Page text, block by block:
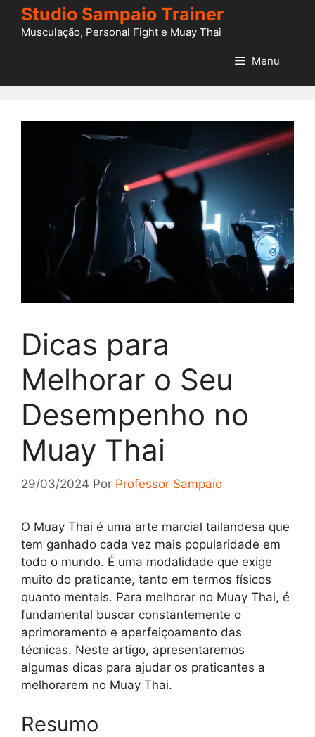
Pular
para
Studio Sampaio Trainer
Musculação, Personal Fight e Muay Thai
Menu
Dicas para
Melhorar o Seu
Desempenho no
Muay Thai
29/03/2024 Por Professor Sampaio
O Muay Thai é uma arte marcial tailandesa que
tem ganhado cada vez mais popularidade em
todo o mundo. É uma modalidade que exige
muito do praticante, tanto em termos físicos
quanto mentais. Para melhorar no Muay Thai, é
fundamental buscar constantemente o
aprimoramento e aperfeiçoamento das
técnicas. Neste artigo, apresentaremos
algumas dicas para ajudar os praticantes a
melhorarem no Muay Thai.
Resumo